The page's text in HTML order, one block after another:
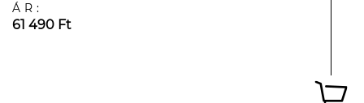
ÁR:
61 490 Ft